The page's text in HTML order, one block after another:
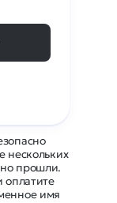
нескольких
прошли.
оплатите
имя